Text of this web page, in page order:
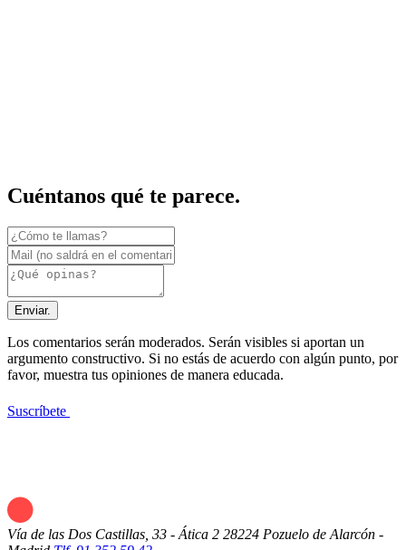
Cuéntanos qué te parece.
Enviar.
Los comentarios serán moderados. Serán visibles si aportan un
argumento constructivo. Si no estás de acuerdo con algún punto, por
favor, muestra tus opiniones de manera educada.
Suscríbete
Vía de las Dos Castillas, 33 - Ática 2 28224 Pozuelo de Alarcón -